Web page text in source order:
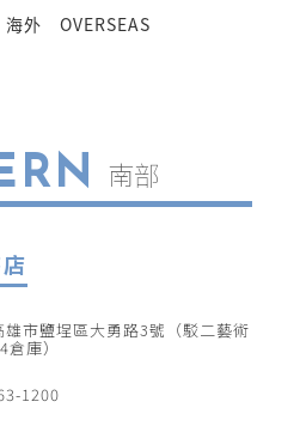
海外 OVERSEAS
南部
雄市鹽埕區大勇路3號（駁二藝術
庫）
1200